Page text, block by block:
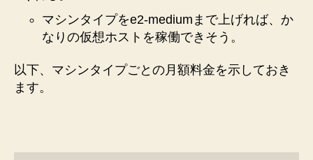
マシンタイプをe2-mediumまで上げれば、か
なりの仮想ホストを稼働できそう。
以下、マシンタイプごとの月額料金を示しておき
ます。